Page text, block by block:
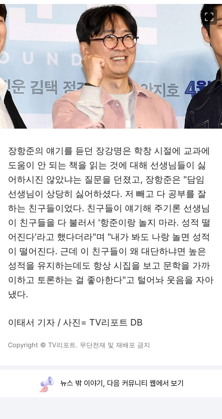
장항준의 얘기를 듣던 장강명은 학창 시절에 교과에
도움이 안 되는 책을 읽는 것에 대해 선생님들이 싫
어하시진 않았냐는 질문을 던졌고, 장항준은 "담임
선생님이 상당히 싫어하셨다. 저 빼고 다 공부를 잘
하는 친구들이었다. 친구들이 얘기해 주기론 선생님
이 친구들을 다 불러서 '항준이랑 놀지 마라. 성적 떨
어진다'라고 했다더라"며 "내가 봐도 나랑 놀면 성적
이 떨어진다. 근데 이 친구들이 왜 대단하냐면 높은
성적을 유지하는데도 항상 시집을 보고 문학을 가까
이하고 토론하는 걸 좋아한다"고 털어놔 웃음을 자아
냈다.
이태서 기자 / 사진= TV리포트 DB
Copyright © TV리포트. 무단전재 및 재배포 금지
뉴스 밖 이야기, 다음 커뮤니티 웹에서 보기